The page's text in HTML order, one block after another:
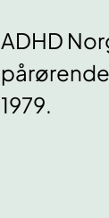
ADHD
1979.